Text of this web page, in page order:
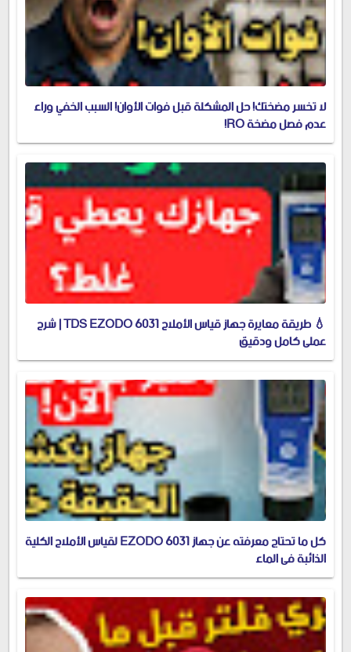
لا تخسر مضختك! حل المشكلة قبل فوات الأوان! السبب الخفي وراء
عدم فصل مضخة RO!
💧 طريقة معايرة جهاز قياس الأملاح TDS EZODO 6031 | شرح
عملي كامل ودقيق
كل ما تحتاج معرفته عن جهاز EZODO 6031 لقياس الأملاح الكلية
الذائبة في الماء